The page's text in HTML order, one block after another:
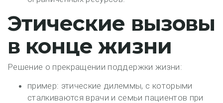
Этические вызовы
в конце жизни
Решение о прекращении поддержки жизни:
пример: этические дилеммы, с которыми
сталкиваются врачи и семьи пациентов при